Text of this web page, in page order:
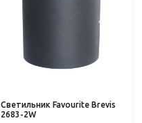
Светильник Favourite Brevis
2683-2W